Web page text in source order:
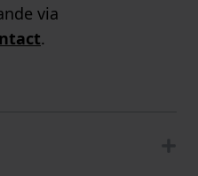
via
.